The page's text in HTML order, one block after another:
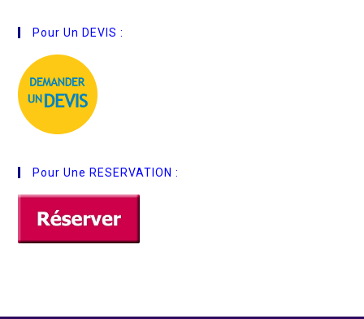
Pour Un DEVIS :
Pour Une RESERVATION :